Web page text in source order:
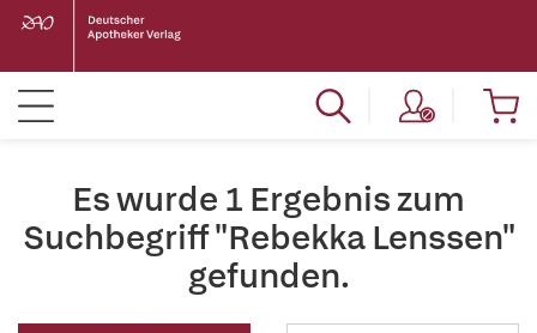
Es wurde 1 Ergebnis zum
Suchbegriff "Rebekka Lenssen"
gefunden.